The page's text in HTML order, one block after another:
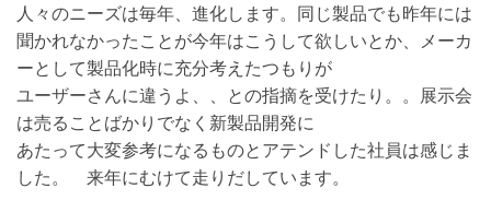
人々のニーズは毎年、進化します。同じ製品でも昨年には
聞かれなかったことが今年はこうして欲しいとか、メーカ
ーとして製品化時に充分考えたつもりが
ユーザーさんに違うよ、、との指摘を受けたり。。展示会
は売ることばかりでなく新製品開発に
あたって大変参考になるものとアテンドした社員は感じま
した。 来年にむけて走りだしています。